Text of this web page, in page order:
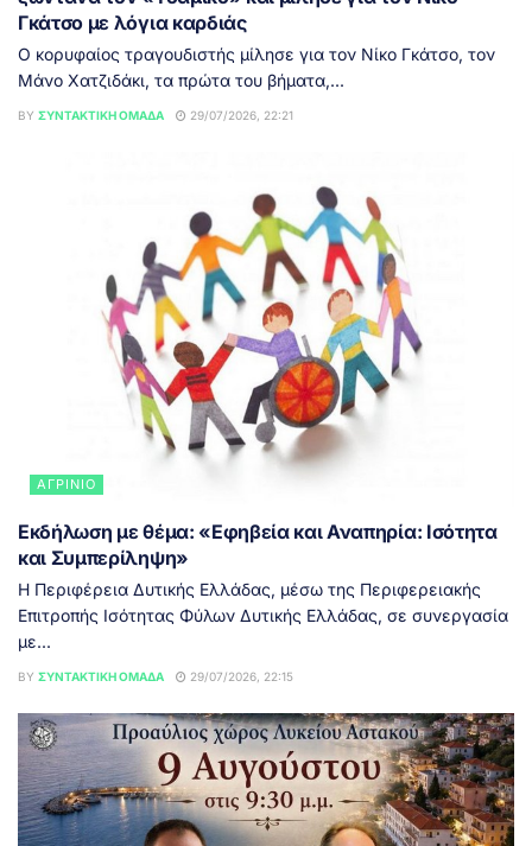
Γκάτσο με λόγια καρδιάς
Ο κορυφαίος τραγουδιστής μίλησε για τον Νίκο Γκάτσο, τον
Μάνο Χατζιδάκι, τα πρώτα του βήματα,...
BY ΣΥΝΤΑΚΤΙΚΉ ΟΜΆΔΑ 29/07/2026, 22:21
ΑΓΡΊΝΙΟ
Εκδήλωση με θέμα: «Εφηβεία και Αναπηρία: Ισότητα
και Συμπερίληψη»
Η Περιφέρεια Δυτικής Ελλάδας, μέσω της Περιφερειακής
Επιτροπής Ισότητας Φύλων Δυτικής Ελλάδας, σε συνεργασία
με...
BY ΣΥΝΤΑΚΤΙΚΉ ΟΜΆΔΑ 29/07/2026, 22:15